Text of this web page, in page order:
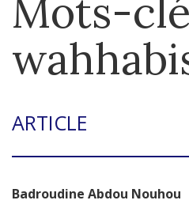
Mots-
ARTICLE
Badroudine Abdou Nouhou